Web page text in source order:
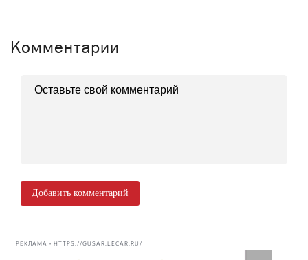
Комментарии
Добавить комментарий
РЕКЛАМА • HTTPS://GUSAR.LECAR.RU/